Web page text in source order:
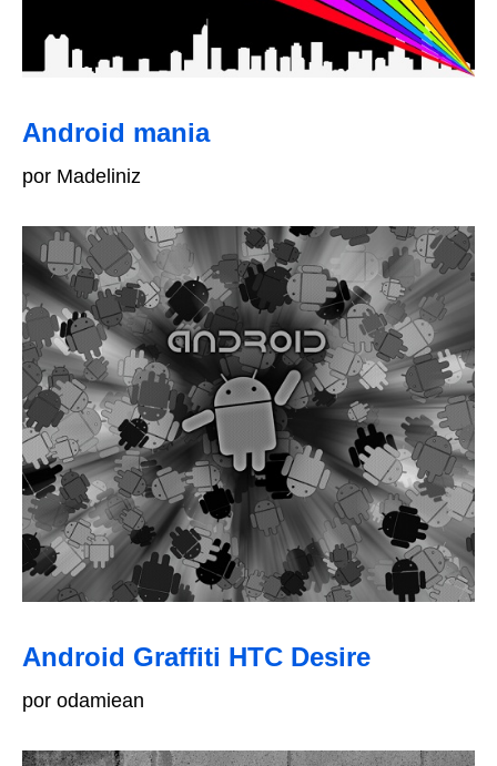
Android mania
por Madeliniz
Android Graffiti HTC Desire
por odamiean